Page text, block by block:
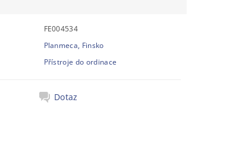
FE004534
Planmeca, Finsko
Přístroje do ordinace
Dotaz